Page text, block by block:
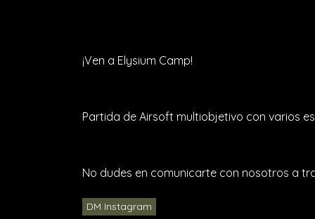
¡Ven a Elysium Camp!
Partida de Airsoft multiobjetivo con varios
No dudes en comunicarte con nosotros a
DM Instagram